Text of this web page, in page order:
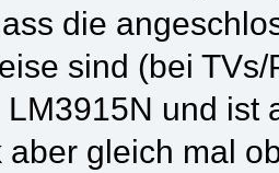
die
sind (bei
LM3915N und ist
aber gleich mal